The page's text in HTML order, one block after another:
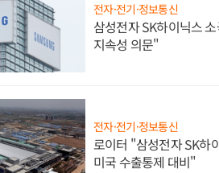
전자·전기·정보통신
삼성전자 SK하이닉스
지속성 의문"
전자·전기·정보통신
로이터 "삼성전자 SK하
미국 수출통제 대비"